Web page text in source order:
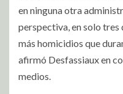
en ninguna otra
perspectiva, en solo
más homicidios que
afirmó Desfassiaux en
medios.